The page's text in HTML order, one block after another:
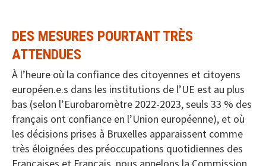
DES MESURES POURTANT TRÈS
ATTENDUES
À l’heure où la confiance des citoyennes et citoyens
européen.e.s dans les institutions de l’UE est au plus
bas (selon l’Eurobaromètre 2022-2023, seuls 33 % des
français ont confiance en l’Union européenne), et où
les décisions prises à Bruxelles apparaissent comme
très éloignées des préoccupations quotidiennes des
Françaises et Français, nous appelons la Commission